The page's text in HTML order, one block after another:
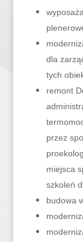
dla
tych
remont
przez
miejsca
szkoleń
budowa